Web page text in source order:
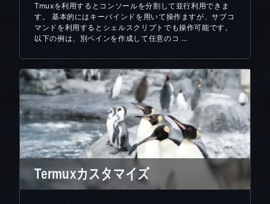
Tmuxを利用するとコンソールを分割して並行利用できま
す。 基本的にはキーバインドを用いて操作ますが、サブコ
マンドを利用するとシェルスクリプトでも操作可能です。
以下の例は、別ペインを作成して任意のコ …
Termuxカスタマイズ